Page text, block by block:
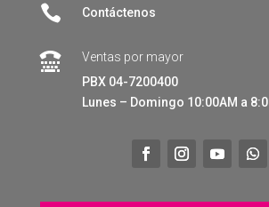
 Contáctenos

Ventas por mayor
PBX 04-7200400
Lunes – Domingo 10:00AM a